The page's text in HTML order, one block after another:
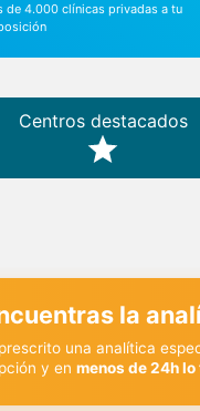
de 4.000 clínicas privadas a tu
Centros destacados
la
una analítica
y en menos de 24h